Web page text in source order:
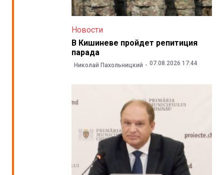
Новости
В Кишиневе пройдет репитиция
парада
Николай Пахольницкий 07.08.2026 17:44